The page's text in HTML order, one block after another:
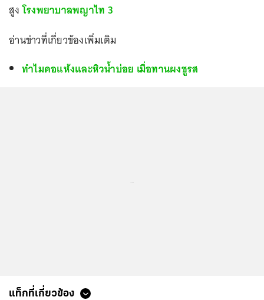
สูงโรงพยาบาลพญาไท 3
อ่านข่าวที่เกี่ยวข้องเพิ่มเติม
ทำไมคอแห้งและหิวน้ำบ่อย เมื่อทานผงชูรส
แท็กที่เกี่ยวข้อง